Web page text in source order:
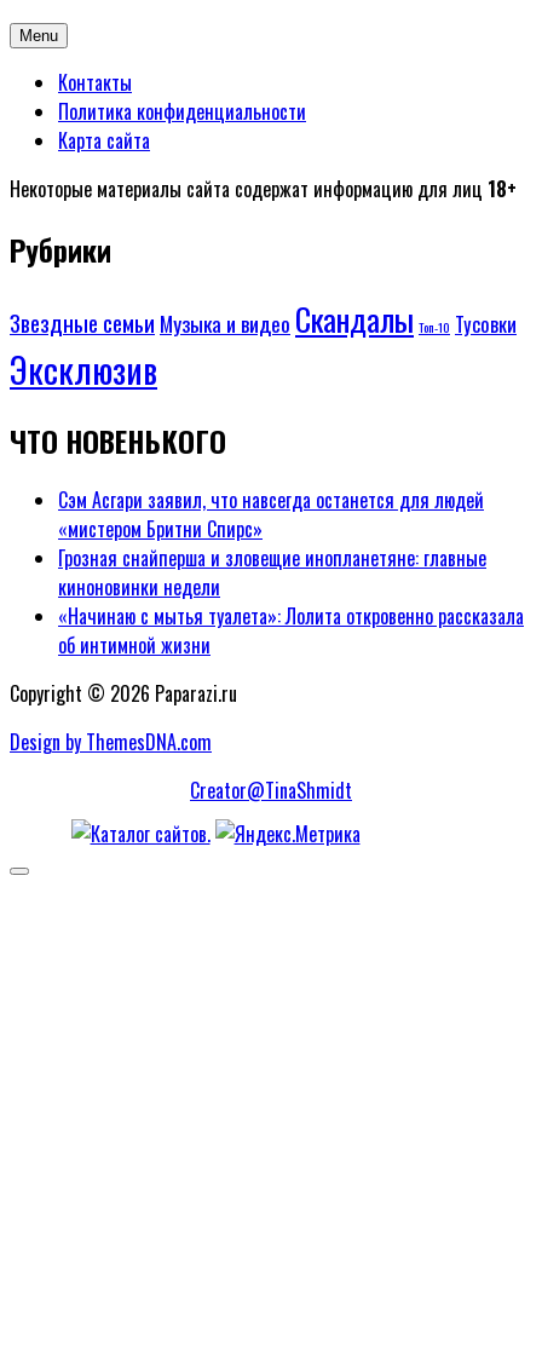
Menu
Контакты
Политика конфиденциальности
Карта сайта
Некоторые материалы сайта содержат информацию для лиц 18+
Рубрики
Звездные семьи Музыка и видео Скандалы Топ-10 Тусовки
Эксклюзив
ЧТО НОВЕНЬКОГО
Сэм Асгари заявил, что навсегда останется для людей
«мистером Бритни Спирс»
Грозная снайперша и зловещие инопланетяне: главные
киноновинки недели
«Начинаю с мытья туалета»: Лолита откровенно рассказала
об интимной жизни
Copyright © 2026 Paparazi.ru
Design by ThemesDNA.com
Creator@TinaShmidt
Scroll